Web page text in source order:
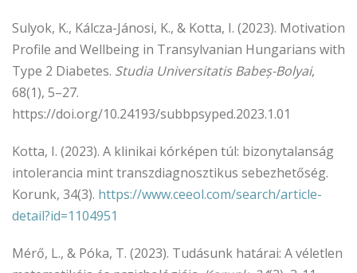
Sulyok, K., Kálcza-Jánosi, K., & Kotta, I. (2023). Motivation
Profile and Wellbeing in Transylvanian Hungarians with
Type 2 Diabetes. Studia Universitatis Babeş-Bolyai,
68(1), 5–27.
https://doi.org/10.24193/subbpsyped.2023.1.01
Kotta, I. (2023). A klinikai kórképen túl: bizonytalanság
intolerancia mint transzdiagnosztikus sebezhetőség.
Korunk, 34(3). https://www.ceeol.com/search/article-
detail?id=1104951
Mérő, L., & Póka, T. (2023). Tudásunk határai: A véletlen